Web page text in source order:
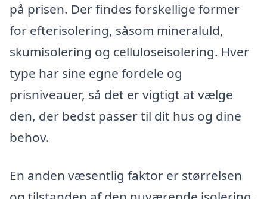
på prisen. Der findes forskellige former
for efterisolering, såsom mineraluld,
skumisolering og celluloseisolering. Hver
type har sine egne fordele og
prisniveauer, så det er vigtigt at vælge
den, der bedst passer til dit hus og dine
behov.
En anden væsentlig faktor er størrelsen